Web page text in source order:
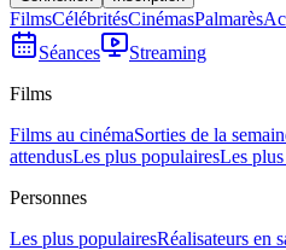
FilmsCélébritésCinémasPalmarès
Séances
Streaming
Films
Films au cinémaSorties de la
attendusLes plus populairesLes
Personnes
Les plus populairesRéalisateurs en